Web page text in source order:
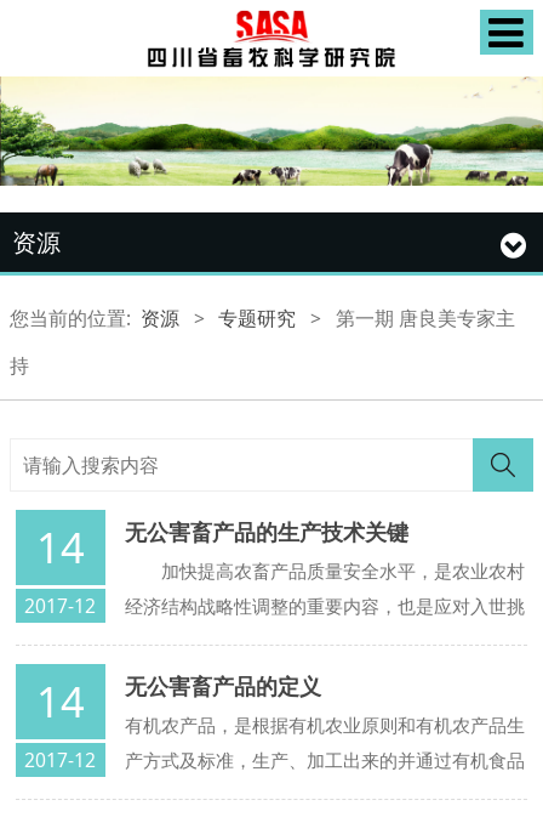
资源
您当前的位置: 资源 > 专题研究 > 第一期 唐良美专家主
持
14
2017-12
无公害畜产品的生产技术关键
加快提高农畜产品质量安全水平，是农业农村
经济结构战略性调整的重要内容，也是应对入世挑
战，提高我国农畜产品市场竞争力的一项重要举
措，对于保护消费者合法权益和增加农民收入都有
重要意义。
14
2017-12
无公害畜产品的定义
有机农产品，是根据有机农业原则和有机农产品生
产方式及标准，生产、加工出来的并通过有机食品
认证机构认证的农产品。有机农业的原则是，在农